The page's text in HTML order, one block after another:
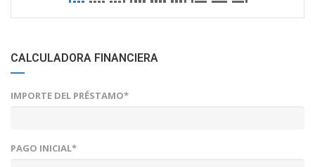
CALCULADORA FINANCIERA
IMPORTE DEL PRÉSTAMO*
PAGO INICIAL*